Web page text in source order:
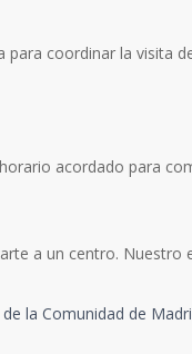
coordinar la
acordado para
a un centro.
la Comunidad de